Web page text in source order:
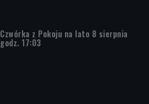
Czwórka z Pokoju na lato 8 sierpnia
godz. 17:03